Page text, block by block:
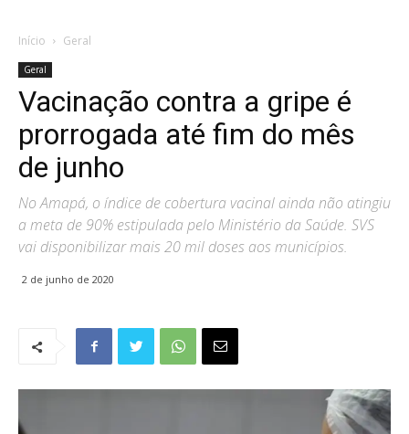
Início Geral
Geral
Vacinação contra a gripe é
prorrogada até fim do mês
de junho
No Amapá, o índice de cobertura vacinal ainda não atingiu
a meta de 90% estipulada pelo Ministério da Saúde. SVS
vai disponibilizar mais 20 mil doses aos municípios.
2 de junho de 2020